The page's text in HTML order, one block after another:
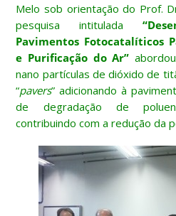
Melo sob orientação do Prof.
pesquisa intitulada
Pavimentos Fotocatalíticos
e Purificação do Ar”
nano partículas de dióxido de
“pavers” adicionando à
de degradação de
contribuindo com a redução da